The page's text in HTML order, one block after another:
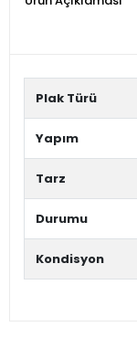
Plak Türü
Yapım
Tarz
Durumu
Kondisyon